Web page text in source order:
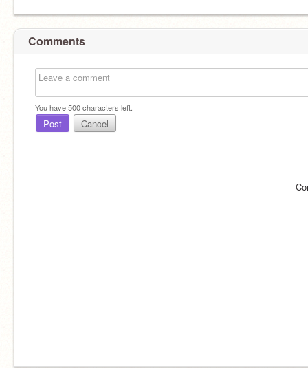
Comments
You have500characters left.
Post Cancel